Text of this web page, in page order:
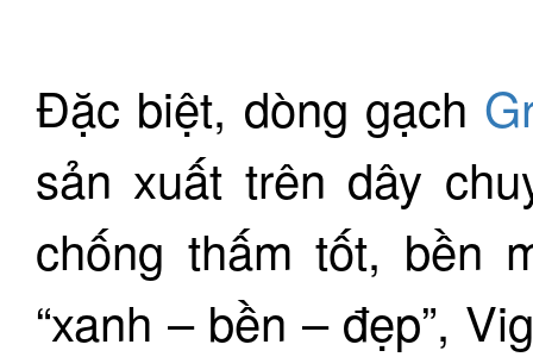
Đặc biệt, dòng gạch
sản xuất trên dây
chống thấm tốt, bền
“xanh – bền – đẹp”,